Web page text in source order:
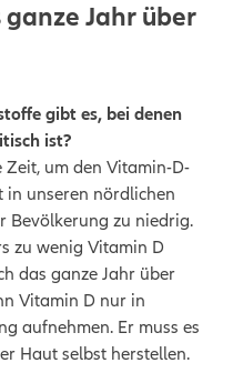
Jahr über
gibt es, bei denen
ist?
Zeit, um den Vitamin-D-
in unseren nördlichen
Bevölkerung zu niedrig.
zu wenig Vitamin D
das ganze Jahr über
Vitamin D nur in
aufnehmen. Er muss es
Haut selbst herstellen.